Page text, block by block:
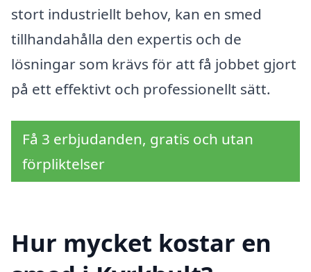
stort industriellt behov, kan en smed
tillhandahålla den expertis och de
lösningar som krävs för att få jobbet gjort
på ett effektivt och professionellt sätt.
Få 3 erbjudanden, gratis och utan
förpliktelser
Hur mycket kostar en